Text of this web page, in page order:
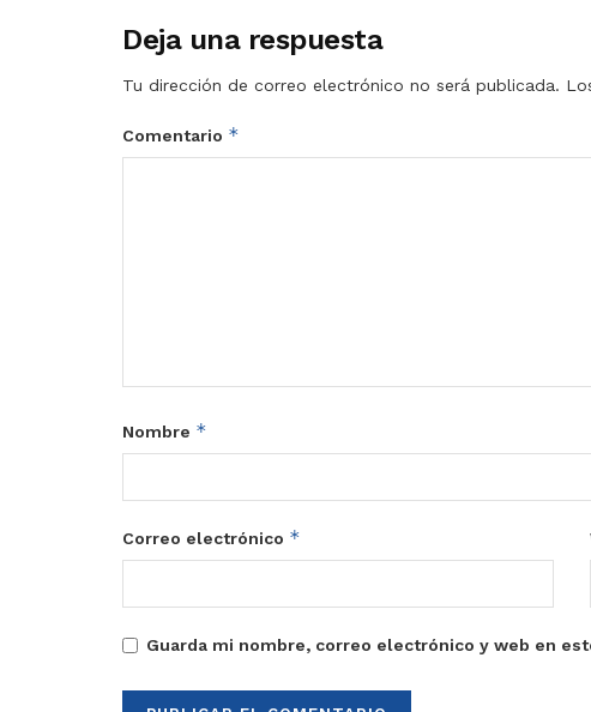
Deja una respuesta
Tu dirección de correo electrónico no será publicada.
Comentario *
Nombre *
Correo electrónico *
Guarda mi nombre, correo electrónico y web en